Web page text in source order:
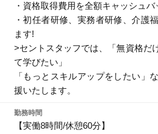
・資格取得費用を全額キャッシュバ
・初任者研修、実務者研修、介護
ます!
>セントスタッフでは、「無資格だ
て学びたい」
「もっとスキルアップをしたい」
援いたします。
勤務時間
【実働8時間/休憩60分】